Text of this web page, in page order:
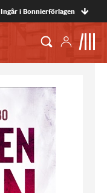
Ingår i Bonnierförlagen